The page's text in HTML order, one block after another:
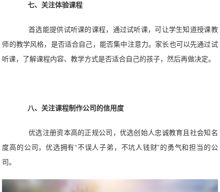
七、关注体验课程
首选能提供试听课的课程，通过试听课，可让学生知道授课教
师的教学风格，是否适合自己，能否集中注意力。家长也可以先通过试
听课，了解课程内容、教学方式是否适合自己的孩子，然后再做决定。
八、关注课程制作公司的信用度
优选注册资本高的正规公司，优选创始人忠诚教育且社会知名
度高的公司，优选拥有“不误人子弟，不坑人钱财”的勇气和担当的公
司。